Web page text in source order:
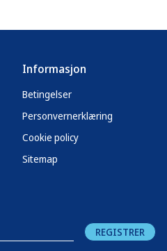
Informasjon
Betingelser
Personvernerklæring
Cookie policy
Sitemap
REGISTRER